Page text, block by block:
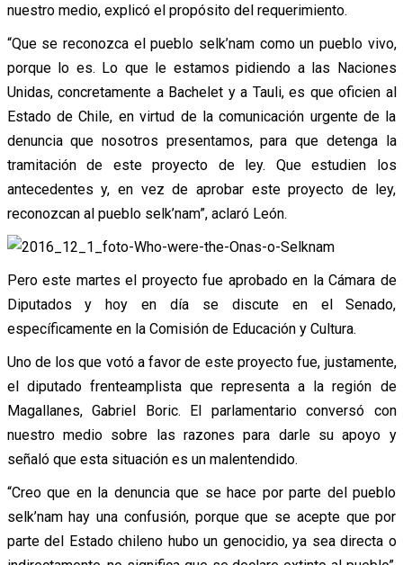
nuestro medio, explicó el propósito del requerimiento.
“Que se reconozca el pueblo selk’nam como un pueblo vivo,
porque lo es. Lo que le estamos pidiendo a las Naciones
Unidas, concretamente a Bachelet y a Tauli, es que oficien al
Estado de Chile, en virtud de la comunicación urgente de la
denuncia que nosotros presentamos, para que detenga la
tramitación de este proyecto de ley. Que estudien los
antecedentes y, en vez de aprobar este proyecto de ley,
reconozcan al pueblo selk’nam”, aclaró León.
Pero este martes el proyecto fue aprobado en la Cámara de
Diputados y hoy en día se discute en el Senado,
específicamente en la Comisión de Educación y Cultura.
Uno de los que votó a favor de este proyecto fue, justamente,
el diputado frenteamplista que representa a la región de
Magallanes, Gabriel Boric. El parlamentario conversó con
nuestro medio sobre las razones para darle su apoyo y
señaló que esta situación es un malentendido.
“Creo que en la denuncia que se hace por parte del pueblo
selk’nam hay una confusión, porque que se acepte que por
parte del Estado chileno hubo un genocidio, ya sea directa o